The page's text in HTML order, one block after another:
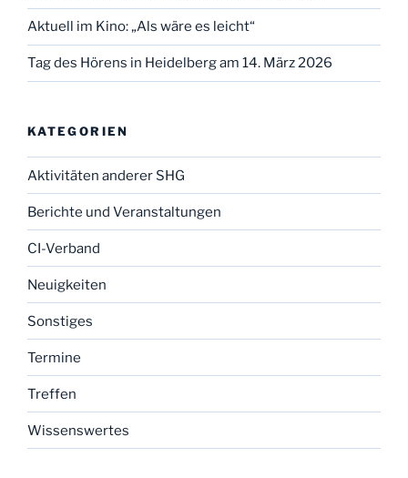
Aktuell im Kino: „Als wäre es leicht“
Tag des Hörens in Heidelberg am 14. März 2026
KATEGORIEN
Aktivitäten anderer SHG
Berichte und Veranstaltungen
CI-Verband
Neuigkeiten
Sonstiges
Termine
Treffen
Wissenswertes